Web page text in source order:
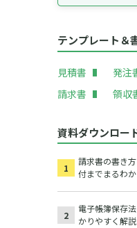
テンプレート＆
見積書 発注
請求書
領収
資料ダウンロー
請求書の書き
付までまるわ
電子帳簿保存
かりやすく解説